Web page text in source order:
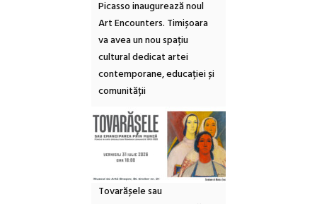
Picasso inaugurează noul
Art Encounters. Timișoara
va avea un nou spațiu
cultural dedicat artei
contemporane, educației și
comunității
Tovarășele sau